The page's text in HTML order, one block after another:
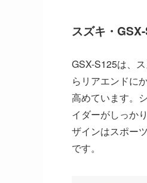
スズキ・
GSX-S125は、
らリアエンドに
高めています。
イダーがしっか
ザインはスポー
です。